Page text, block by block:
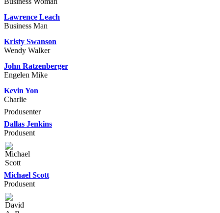
Lawrence Leach
Business Man
Kristy Swanson
Wendy Walker
John Ratzenberger
Engelen Mike
Kevin Yon
Charlie
Produsenter
Dallas Jenkins
Produsent
Michael Scott
Produsent